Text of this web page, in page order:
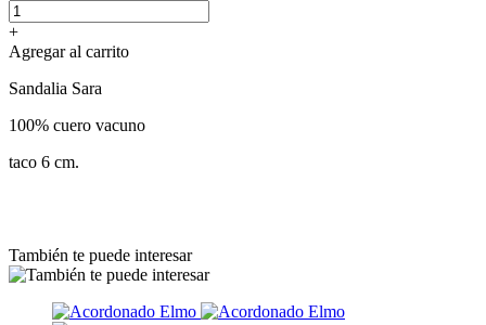
+
Agregar al carrito
Sandalia Sara
100% cuero vacuno
taco 6 cm.
También te puede interesar